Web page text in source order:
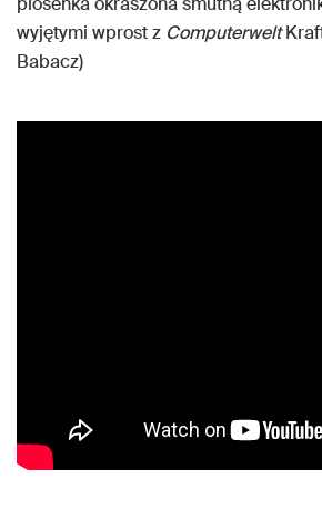
wyjętymi wprost z Computerwelt
Babacz)